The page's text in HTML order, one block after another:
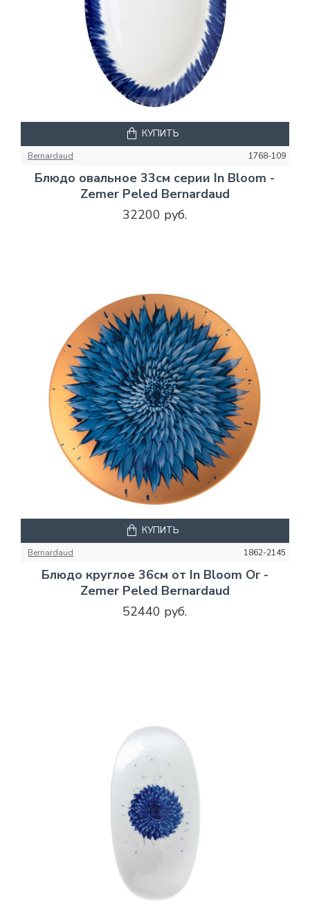
Bernardaud 1768-109
Блюдо овальное 33см серии In Bloom -
Zemer Peled Bernardaud
32200 руб.
КУПИТЬ
Bernardaud 1862-2145
Блюдо круглое 36см от In Bloom Or -
Zemer Peled Bernardaud
52440 руб.
КУПИТЬ